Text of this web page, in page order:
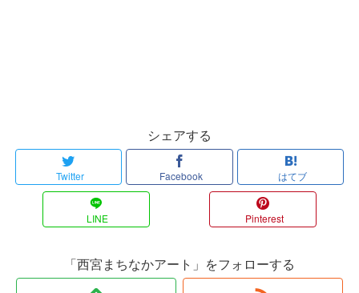
シェアする
Twitter Facebook はてブ
LINE Pinterest
「西宮まちなかアート」をフォローする